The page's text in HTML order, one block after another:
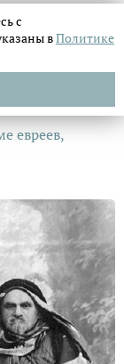
евреев,
с
вПолитике